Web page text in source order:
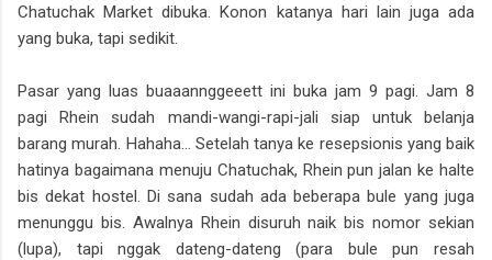
Chatuchak Market dibuka. Konon katanya hari lain juga ada
yang buka, tapi sedikit.
Pasar yang luas buaaannggeeett ini buka jam 9 pagi. Jam 8
pagi Rhein sudah mandi-wangi-rapi-jali siap untuk belanja
barang murah. Hahaha... Setelah tanya ke resepsionis yang baik
hatinya bagaimana menuju Chatuchak, Rhein pun jalan ke halte
bis dekat hostel. Di sana sudah ada beberapa bule yang juga
menunggu bis. Awalnya Rhein disuruh naik bis nomor sekian
(lupa), tapi nggak dateng-dateng (para bule pun resah